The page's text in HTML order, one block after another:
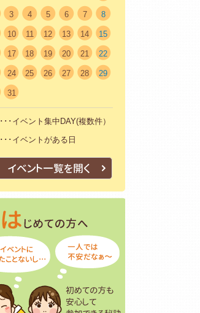
3 4 5 6 7 8
10 11 12 13 14 15
17 18 19 20 21 22
24 25 26 27 28 29
31
･･･イベント集中DAY(複数件）
･･･イベントがある日
イベント一覧を開く